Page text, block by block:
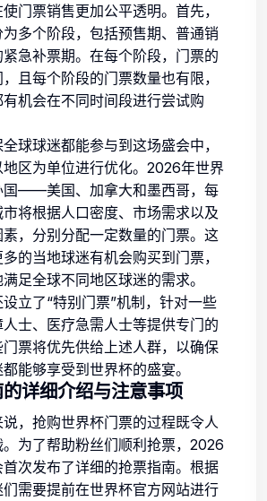
门票销售更加公平透明。首先，
多个阶段，包括预售期、普通销
急补票期。在每个阶段，门票的
且每个阶段的门票数量也有限，
机会在不同时间段进行尝试购
球球迷都能参与到这场盛会中，
区为单位进行优化。2026年世界
国——美国、加拿大和墨西哥，每
将根据人口密度、市场需求以及
，分别分配一定数量的门票。这
的当地球迷有机会购买到门票，
足全球不同地区球迷的需求。
立了“特别门票”机制，针对一些
士、医疗急需人士等提供专门的
票将优先供给上述人群，以确保
能够享受到世界杯的盛宴。
详细介绍与注意事项
，抢购世界杯门票的过程既令人
为了帮助粉丝们顺利抢票，2026
次发布了详细的抢票指南。根据
需要提前在世界杯官方网站进行